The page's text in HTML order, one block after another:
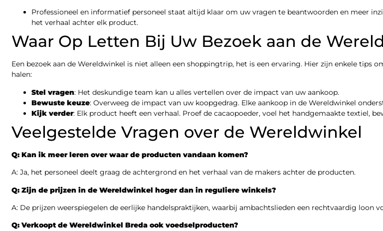
Professioneel en informatief personeel staat altijd klaar om uw vragen te beantwoorden en meer
het verhaal achter elk product.
Waar Op Letten Bij Uw Bezoek aan de
Een bezoek aan de Wereldwinkel is niet alleen een shoppingtrip, het is een ervaring. Hier zijn enkele tips
halen:
Stel vragen: Het deskundige team kan u alles vertellen over de impact van uw aankoop.
Bewuste keuze: Overweeg de impact van uw koopgedrag. Elke aankoop in de Wereldwinkel
Kijk verder: Elk product heeft een verhaal. Proef de cacaopoeder, voel het handgemaakte textiel,
Veelgestelde Vragen over de Wereldwinkel
Q: Kan ik meer leren over waar de producten vandaan komen?
A: Ja, het personeel deelt graag de achtergrond en het verhaal van de makers achter de producten.
Q: Zijn de prijzen in de Wereldwinkel hoger dan in reguliere winkels?
A: De prijzen weerspiegelen de eerlijke handelspraktijken, waarbij ambachtslieden een rechtvaardig loon
Q: Verkoopt de Wereldwinkel Breda ook voedselproducten?